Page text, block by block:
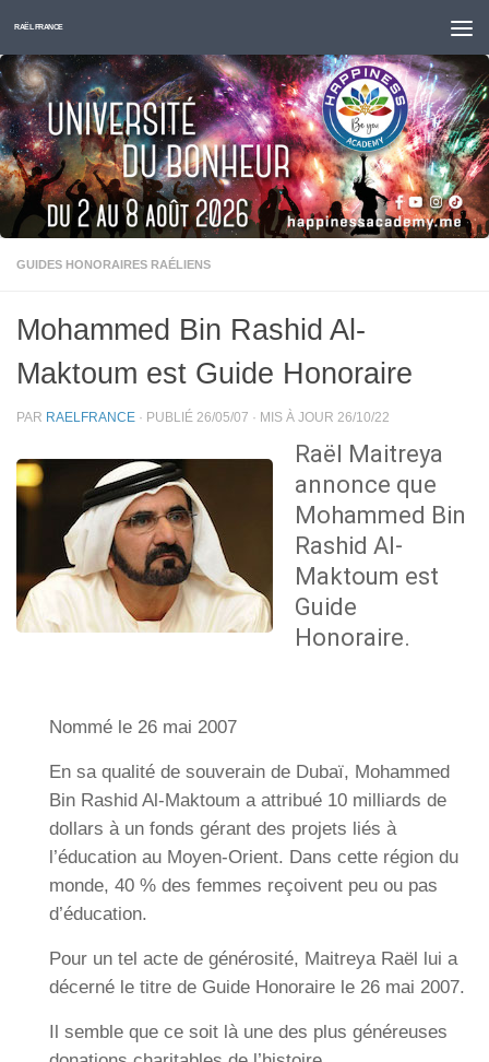
Skip to content
RAËL FRANCE
GUIDES HONORAIRES RAÉLIENS
Mohammed Bin Rashid Al-
Maktoum est Guide Honoraire
PAR RAELFRANCE · PUBLIÉ 26/05/07 · MIS À JOUR 26/10/22
Raël Maitreya
annonce que
Mohammed Bin
Rashid Al-
Maktoum est
Guide
Honoraire.
Nommé le 26 mai 2007
En sa qualité de souverain de Dubaï, Mohammed
Bin Rashid Al-Maktoum a attribué 10 milliards de
dollars à un fonds gérant des projets liés à
l’éducation au Moyen-Orient. Dans cette région du
monde, 40 % des femmes reçoivent peu ou pas
d’éducation.
Pour un tel acte de générosité, Maitreya Raël lui a
décerné le titre de Guide Honoraire le 26 mai 2007.
Il semble que ce soit là une des plus généreuses